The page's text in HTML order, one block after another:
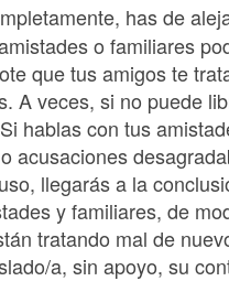
has de
o familiares
que tus amigos te
A veces, si no puede
hablas con tus
acusaciones
llegarás a la
y familiares, de
tratando mal de
a, sin apoyo, su